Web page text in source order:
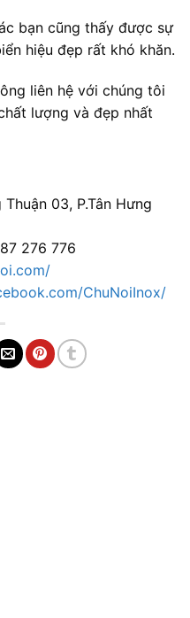
bạn cũng thấy được sự
hiệu đẹp rất khó khăn.
liên hệ với chúng tôi
lượng và đẹp nhất
03, P.Tân Hưng
276 776
ChuNoiInox/